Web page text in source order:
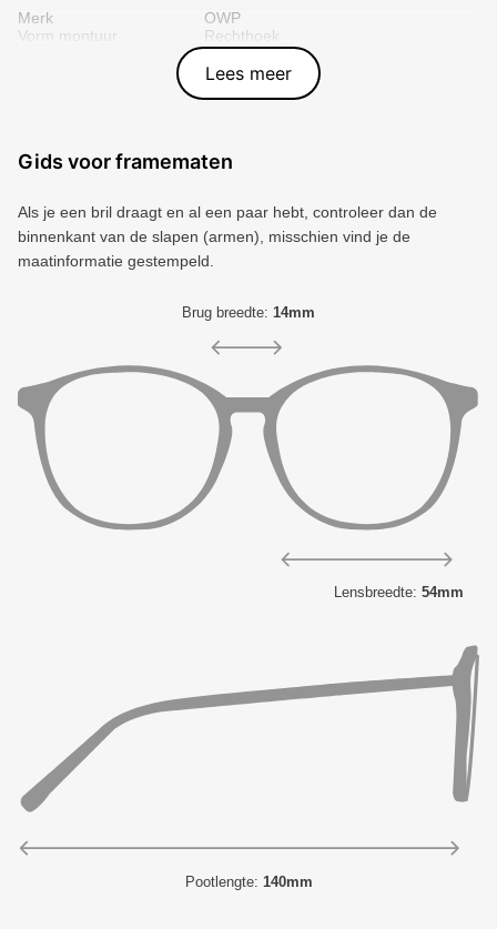
Merk
OWP
Vorm montuur
Rechthoek
Blauw
Plastic
4250788963400
Lees meer
Gids voor framematen
Als je een bril draagt ​​en al een paar hebt, controleer dan de
binnenkant van de slapen (armen), misschien vind je de
maatinformatie gestempeld.
Brug breedte: 14mm
Lensbreedte: 54mm
Pootlengte: 140mm